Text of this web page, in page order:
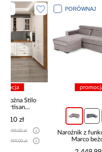
PORÓWNAJ
Narożnik z funkcją spania
Marco beżowy